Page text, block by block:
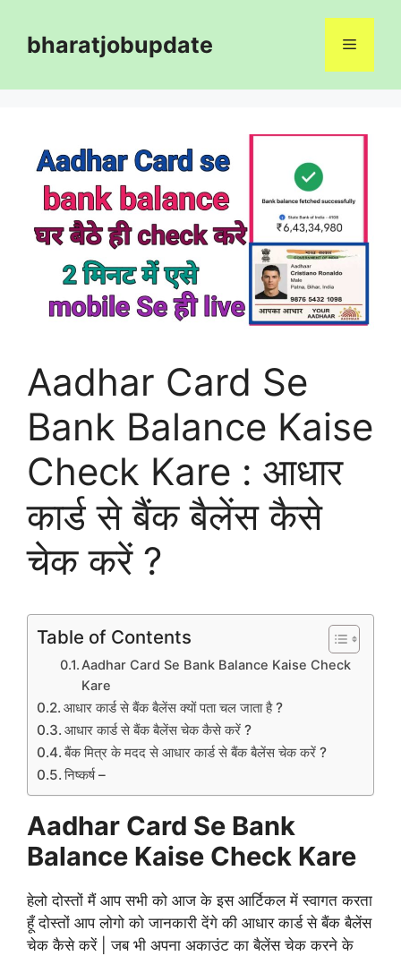
contentbharatjobupdate Menu
Aadhar Card Se
Bank Balance Kaise
Check Kare : आधार
कार्ड से बैंक बैलेंस कैसे
चेक करें ?
Table of Contents
Aadhar Card Se Bank Balance Kaise Check
Kare
आधार कार्ड से बैंक बैलेंस क्यों पता चल जाता है ?
आधार कार्ड से बैंक बैलेंस चेक कैसे करें ?
बैंक मित्र के मदद से आधार कार्ड से बैंक बैलेंस चेक करें ?
निष्कर्ष –
Aadhar Card Se Bank
Balance Kaise Check Kare
हेलो दोस्तों मैं आप सभी को आज के इस आर्टिकल में स्वागत करता
हूँ दोस्तों आप लोगो को जानकारी देंगे की आधार कार्ड से बैंक बैलेंस
चेक कैसे करें | जब भी अपना अकाउंट का बैलेंस चेक करने के